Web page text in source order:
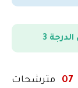
07
مترشحات